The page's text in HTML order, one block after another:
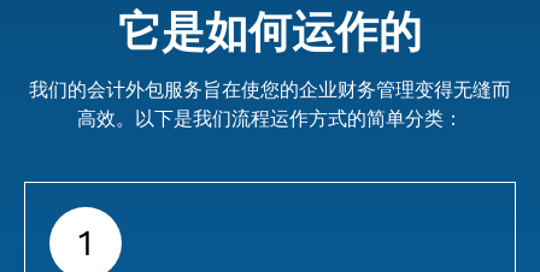
它是如何运作的
我们的会计外包服务旨在使您的企业财务管理变得无缝而
高效。以下是我们流程运作方式的简单分类：
1